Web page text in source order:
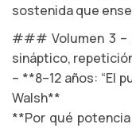
sostenida que
### Volumen 3 –
sináptico,
– **8–12 años: “El
Walsh**
**Por qué